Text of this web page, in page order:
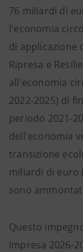
76 miliardi di
l'economia
di applicazione
Ripresa e
all'economia
2022-2025) di
periodo 2021-
dell'economia
transizione
miliardi di euro
sono
Questo
Impresa 2026-